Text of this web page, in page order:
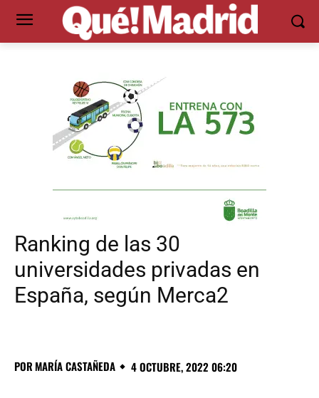
Ranking de las 30
universidades privadas en
España, según Merca2
PORMARÍA CASTAÑEDA 4 OCTUBRE, 2022 06:20